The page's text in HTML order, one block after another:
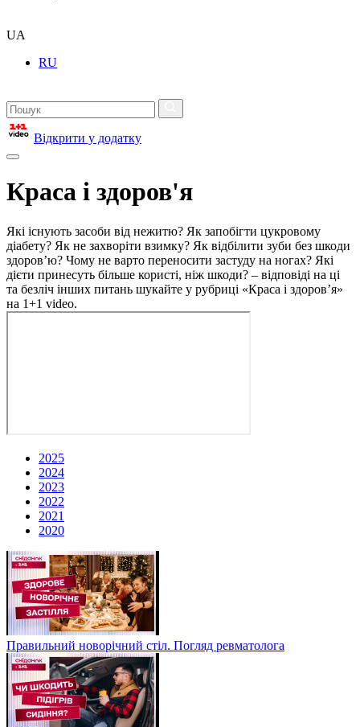
UA
RU
Відкрити у додатку
Краса і здоров'я
Які існують засоби від нежитю? Як запобігти цукровому
діабету? Як не захворіти взимку? Як відбілити зуби без шкоди
здоров’ю? Чому не варто переносити застуду на ногах? Які
дієти принесуть більше користі, ніж шкоди? – відповіді на ці
та безліч інших питань шукайте у рубриці «Краса і здоров’я»
на 1+1 video.
2025
2024
2023
2022
2021
2020
Правильний новорічний стіл. Погляд ревматолога